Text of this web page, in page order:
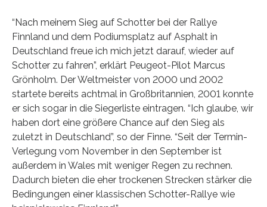
“Nach meinem Sieg auf Schotter bei der Rallye
Finnland und dem Podiumsplatz auf Asphalt in
Deutschland freue ich mich jetzt darauf, wieder auf
Schotter zu fahren”, erklärt Peugeot-Pilot Marcus
Grönholm. Der Weltmeister von 2000 und 2002
startete bereits achtmal in Großbritannien, 2001 konnte
er sich sogar in die Siegerliste eintragen. “Ich glaube, wir
haben dort eine größere Chance auf den Sieg als
zuletzt in Deutschland”, so der Finne. “Seit der Termin-
Verlegung vom November in den September ist
außerdem in Wales mit weniger Regen zu rechnen.
Dadurch bieten die eher trockenen Strecken stärker die
Bedingungen einer klassischen Schotter-Rallye wie